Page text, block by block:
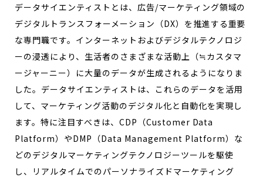
データサイエンティストとは、広告/マーケティング領域の
デジタルトランスフォーメーション（DX）を推進する重要
な専門職です。インターネットおよびデジタルテクノロジ
ーの浸透により、生活者のさまざまな活動上（≒カスタマ
ージャーニー）に大量のデータが生成されるようになりま
した。データサイエンティストは、これらのデータを活用
して、マーケティング活動のデジタル化と自動化を実現し
ます。特に注目すべきは、CDP（Customer Data
Platform）やDMP（Data Management Platform）な
どのデジタルマーケティングテクノロジーツールを駆使
し、リアルタイムでのパーソナライズドマーケティング